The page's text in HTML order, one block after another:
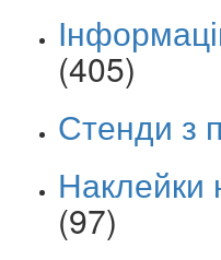
(405)
Стенди з
Наклейки
(97)